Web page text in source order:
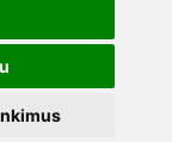
•Privatumo politika